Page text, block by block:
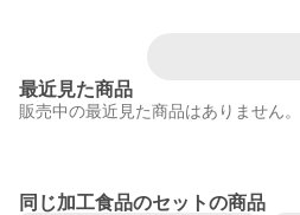
最近見た商品
販売中の最近見た商品はありません。
同じ加工食品のセットの商品